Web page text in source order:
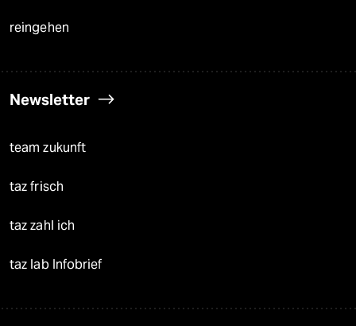
reingehen
Newsletter
team zukunft
taz frisch
taz zahl ich
taz lab Infobrief